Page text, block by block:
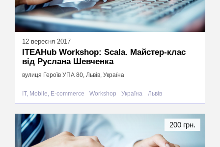
12 вересня 2017
ITEAHub Workshop: Scala. Майстер-клас
від Руслана Шевченка
вулиця Героїв УПА 80, Львів, Україна
IT, Mobile, E-commerce Workshop Україна Львів
200 грн.